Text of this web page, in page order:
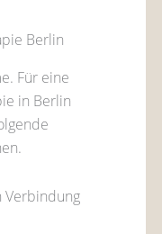
Berlin
Für eine
in Berlin
Verbindung